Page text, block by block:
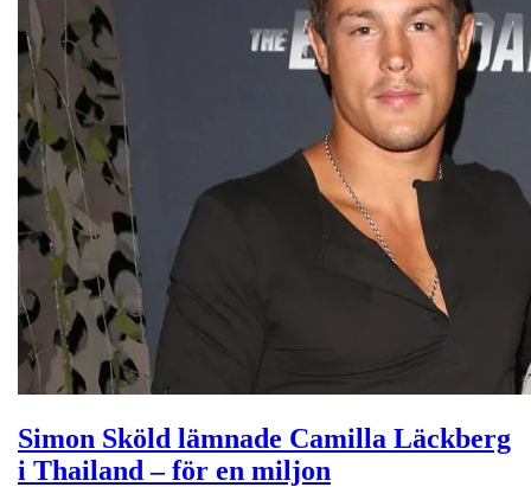
Simon Sköld lämnade Camilla Läckberg
i Thailand – för en miljon